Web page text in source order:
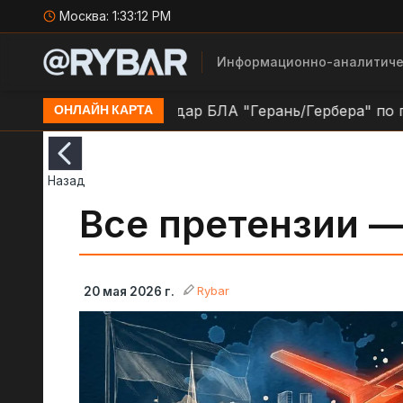
Москва: 1:33:12 PM
Информационно-
ОНЛАЙН КАРТА
н.п. Кочеток Удар БЛА "Герань/Гербера" по
Назад
Все претензии
20 мая 2026 г. Rybar